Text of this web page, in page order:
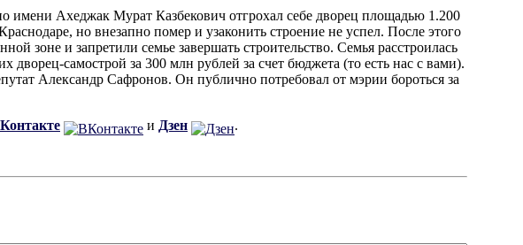
имени Ахеджак Мурат Казбекович отгрохал себе дворец площадью 1.200
но внезапно помер и узаконить строение не успел. После этого
зоне и запретили семье завершать строительство. Семья расстроилась
самострой за 300 млн рублей за счет бюджета (то есть нас с вами).
Александр Сафронов. Он публично потребовал от мэрии бороться за
и Дзен .